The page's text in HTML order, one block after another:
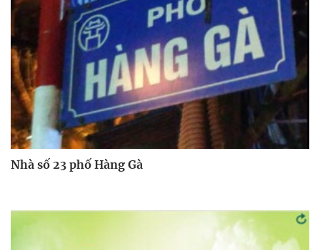
Nhà số 23 phố Hàng Gà